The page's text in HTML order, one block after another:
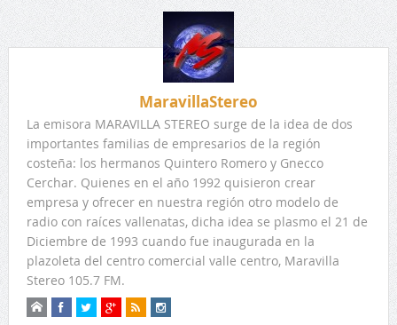
MaravillaStereo
La emisora MARAVILLA STEREO surge de la idea de dos
importantes familias de empresarios de la región
costeña: los hermanos Quintero Romero y Gnecco
Cerchar. Quienes en el año 1992 quisieron crear
empresa y ofrecer en nuestra región otro modelo de
radio con raíces vallenatas, dicha idea se plasmo el 21 de
Diciembre de 1993 cuando fue inaugurada en la
plazoleta del centro comercial valle centro, Maravilla
Stereo 105.7 FM.